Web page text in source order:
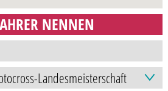
NENNEN